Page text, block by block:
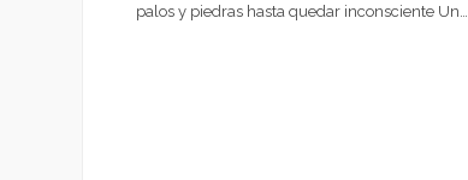
palos y piedras hasta quedar inconsciente Un…